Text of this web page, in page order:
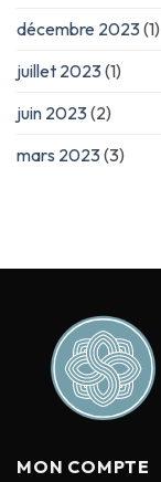
décembre 2023(1)
juillet 2023(1)
juin 2023(2)
mars 2023(3)
MON COMPTE